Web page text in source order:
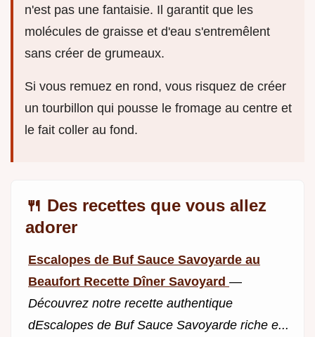
n'est pas une fantaisie. Il garantit que les
molécules de graisse et d'eau s'entremêlent
sans créer de grumeaux.
Si vous remuez en rond, vous risquez de créer
un tourbillon qui pousse le fromage au centre et
le fait coller au fond.
🍴 Des recettes que vous allez
adorer
Escalopes de Buf Sauce Savoyarde au
Beaufort Recette Dîner Savoyard —
Découvrez notre recette authentique
dEscalopes de Buf Sauce Savoyarde riche e...